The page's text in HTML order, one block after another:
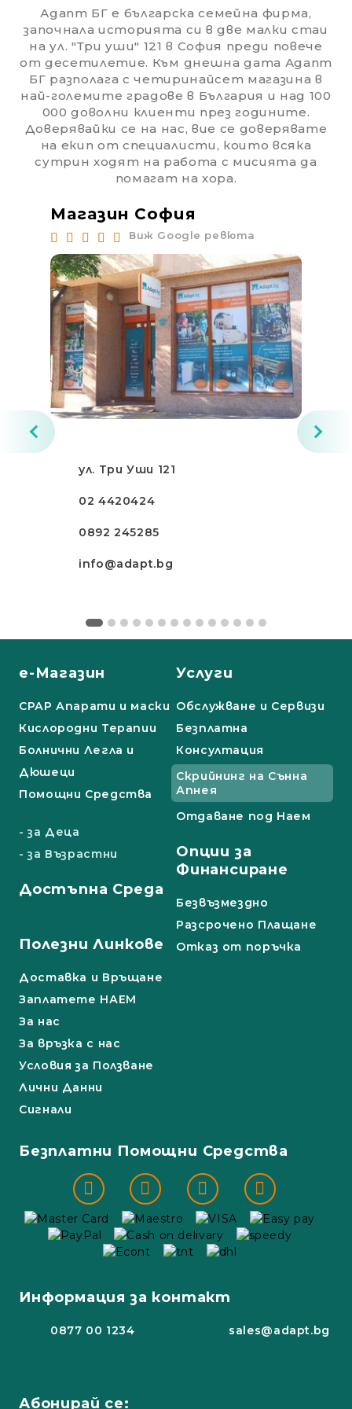
Адапт БГ е българска семейна фирма,
започнала историята си в две малки стаи
на ул. "Три уши" 121 в София преди повече
от десетилетие. Към днешна дата Адапт
БГ разполага с четиринайсет магазина в
най-големите градове в България и над 100
000 доволни клиенти през годините.
Доверявайки се на нас, вие се доверявате
на екип от специалисти, които всяка
сутрин ходят на работа с мисията да
помагат на хора.
Магазин София
Виж Google ревюта
ул. Три Уши 121
02 4420424
0892 245285
info@adapt.bg
е-Магазин
СРАР Апарати и маски
Кислородни Терапии
Болнични Легла и
Дюшеци
Помощни Средства
- за Деца
- за Възрастни
Достъпна Среда
Услуги
Обслужване и Сервизи
Безплатна
Консултация
Скрийнинг на Сънна
Апнея
Отдаване под Наем
Опции за
Финансиране
Безвъзмездно
Разсрочено Плащане
Полезни Линкове
Доставка и Връщане
Заплатете НАЕМ
За нас
За връзка с нас
Условия за Ползване
Лични Данни
Сигнали
Отказ от поръчка
Безплатни Помощни Средства
Информация за контакт
0877 00 1234 sales@adapt.bg
Абонирай се: